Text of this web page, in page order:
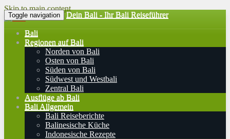
Skip to main content
Toggle navigation Dein Bali - Ihr Bali Reiseführer
Bali
Regionen auf Bali
Norden von Bali
Osten von Bali
Süden von Bali
Südwest und Westbali
Zentral Bali
Ausflüge ab Bali
Bali Allgemein
Bali Reiseberichte
Balinesische Küche
Indonesische Rezepte